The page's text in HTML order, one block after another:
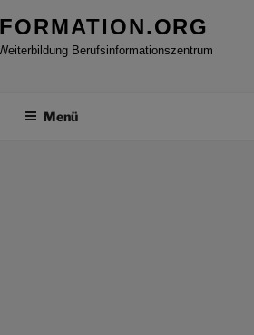
Berufsinformationszentrum
Menü